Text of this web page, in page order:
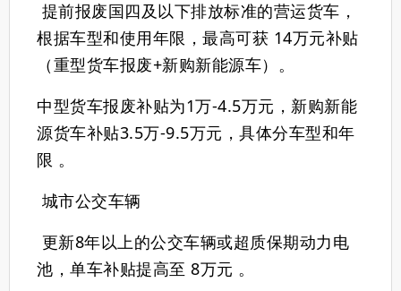
提前报废国四及以下排放标准的营运货车，
根据车型和使用年限，最高可获 ‌14万元补贴‌
（重型货车报废+新购新能源车）。
中型货车报废补贴为1万-4.5万元，新购新能
源货车补贴3.5万-9.5万元，具体分车型和年
限 。
‌城市公交车辆‌
更新8年以上的公交车辆或超质保期动力电
池，单车补贴提高至 ‌8万元‌ 。